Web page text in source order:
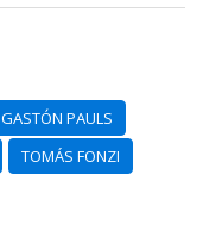
GASTÓN PAULS
TOMÁS FONZI